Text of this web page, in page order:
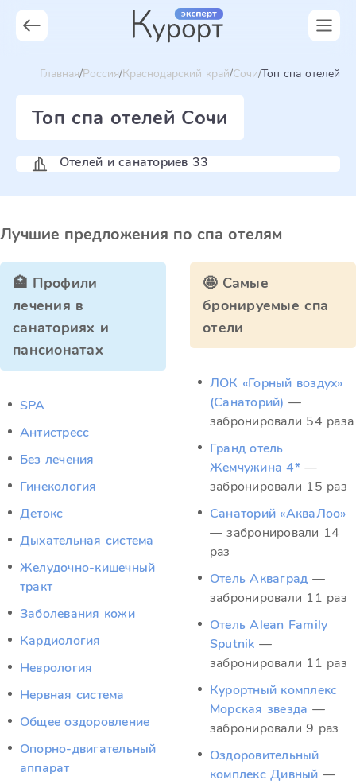
Главная Россия Краснодарский край Сочи Топ спа отелей
Топ спа отелей Сочи
Отелей и санаториев 33
Лучшие предложения по спа отелям
🏥 Профили
лечения в
санаториях и
пансионатах
SPA
Антистресс
Без лечения
Гинекология
Детокс
Дыхательная система
Желудочно-кишечный
тракт
Заболевания кожи
Кардиология
Неврология
Нервная система
Общее оздоровление
Опорно-двигательный
аппарат
🤩 Самые
бронируемые спа
отели
ЛОК «Горный воздух»
(Санаторий) —
забронировали 54 раза
Гранд отель
Жемчужина 4* —
забронировали 15 раз
Санаторий «АкваЛоо»
— забронировали 14
раз
Отель Акваград —
забронировали 11 раз
Отель Alean Family
Sputnik —
забронировали 11 раз
Курортный комплекс
Морская звезда —
забронировали 9 раз
Оздоровительный
комплекс Дивный —